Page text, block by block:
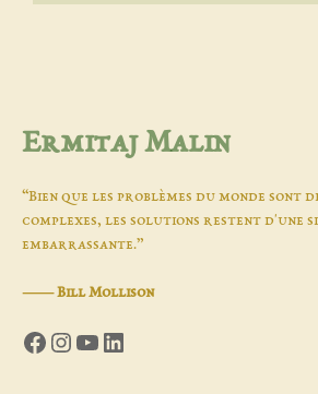
Ermitaj Malin
“Bien que les problèmes du monde sont
complexes, les solutions restent d'une
embarrassante.”
―Bill Mollison
Facebook
Instagram
YouTube
LinkedIn